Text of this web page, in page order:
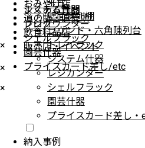
壁面陳列棚
ラウンド・六角陳列台
トレイラック
システム什器
レジカンター
シェルフラック
園芸什器
プライスカード差し・
納入事例
システム什器
レジカウンター
シェルフラック
園芸什器
プライスカード差し/etc
×
おみやげ店
道の駅・直売所
飲食料品店
販売店・イベント
×
よくある質問
ブログ
×